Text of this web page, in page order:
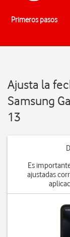
Primeros pasos
Ajusta la
Samsung
13
Es
ajustadas